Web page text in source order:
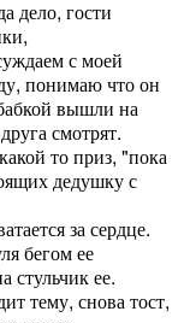
дело, гости
с моей
понимаю что он
вышли на
смотрят.
то приз, "пока
дедушку с
за сердце.
бегом ее
стульчик ее.
тему, снова тост,